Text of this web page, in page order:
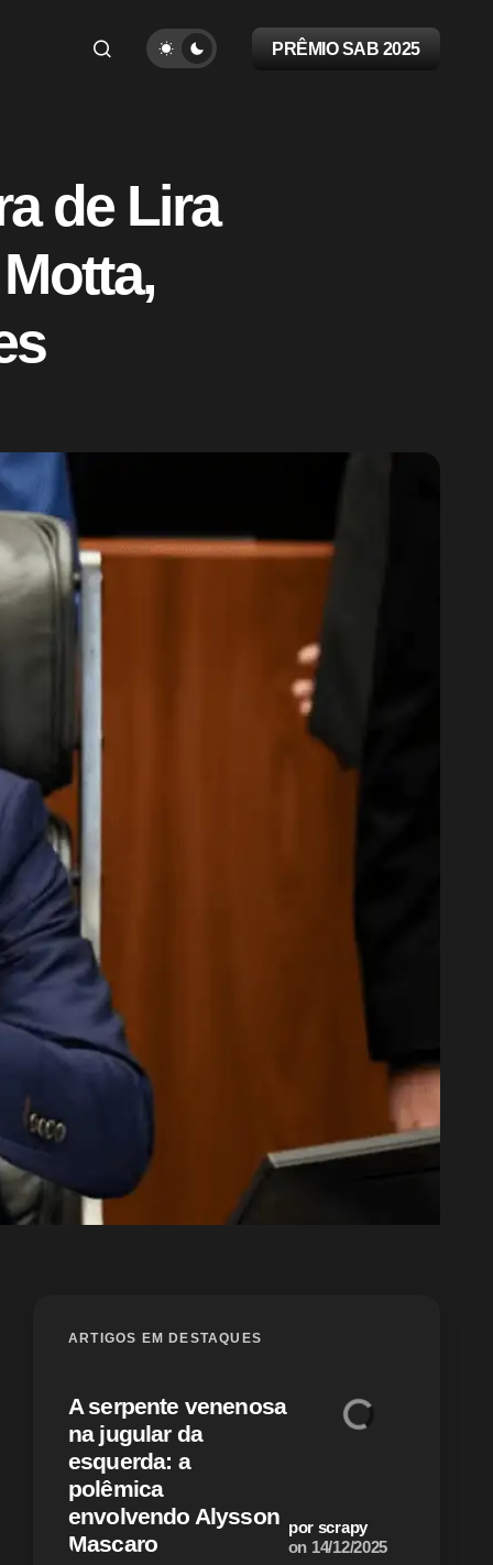
PRÊMIO SAB 2025
de Lira
ARTIGOS EM DESTAQUES
A serpente venenosa
na jugular da
esquerda: a
polêmica
envolvendo Alysson
Mascaro
por scrapy
on 14/12/2025